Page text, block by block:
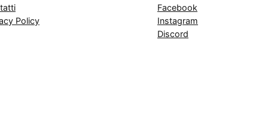
Policy
Facebook
Instagram
Discord